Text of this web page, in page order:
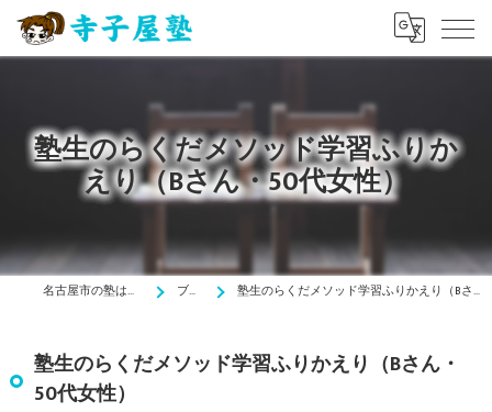
塾生のらくだメソッド学習ふりか
えり（Bさん・50代女性）
名古屋市の塾は寺子屋塾 ブログ 塾生のらくだメソッド学習ふりかえり（Bさん・50代女性）
塾生のらくだメソッド学習ふりかえり（Bさん・
50代女性）